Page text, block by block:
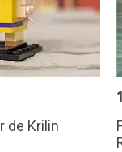
de Krilin